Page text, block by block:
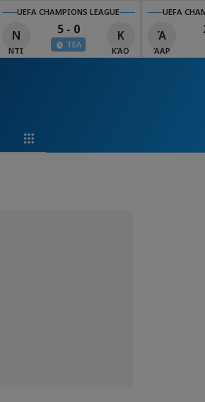
UEFA CHAMPIONS LEAGUE
Ν
ΝΤΙ
5 - 0
ΤΕΛ
Κ
ΚΆΟ
UEFA
Ά
ΆΑΡ